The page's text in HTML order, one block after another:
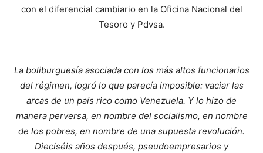
con el diferencial cambiario en la Oficina Nacional del
Tesoro y Pdvsa.
La boliburguesía asociada con los más altos funcionarios
del régimen, logró lo que parecía imposible: vaciar las
arcas de un país rico como Venezuela. Y lo hizo de
manera perversa, en nombre del socialismo, en nombre
de los pobres, en nombre de una supuesta revolución.
Dieciséis años después, pseudoempresarios y